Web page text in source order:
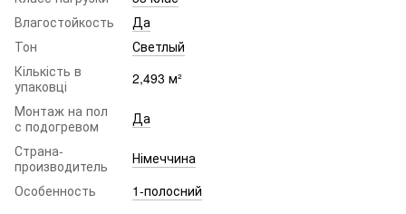
Влагостойкость
Да
Тон
Светлый
Кількість в
упаковці
2,493 м²
Монтаж на пол
с подогревом
Да
Страна-
производитель
Німеччина
Особенность
1-полосний